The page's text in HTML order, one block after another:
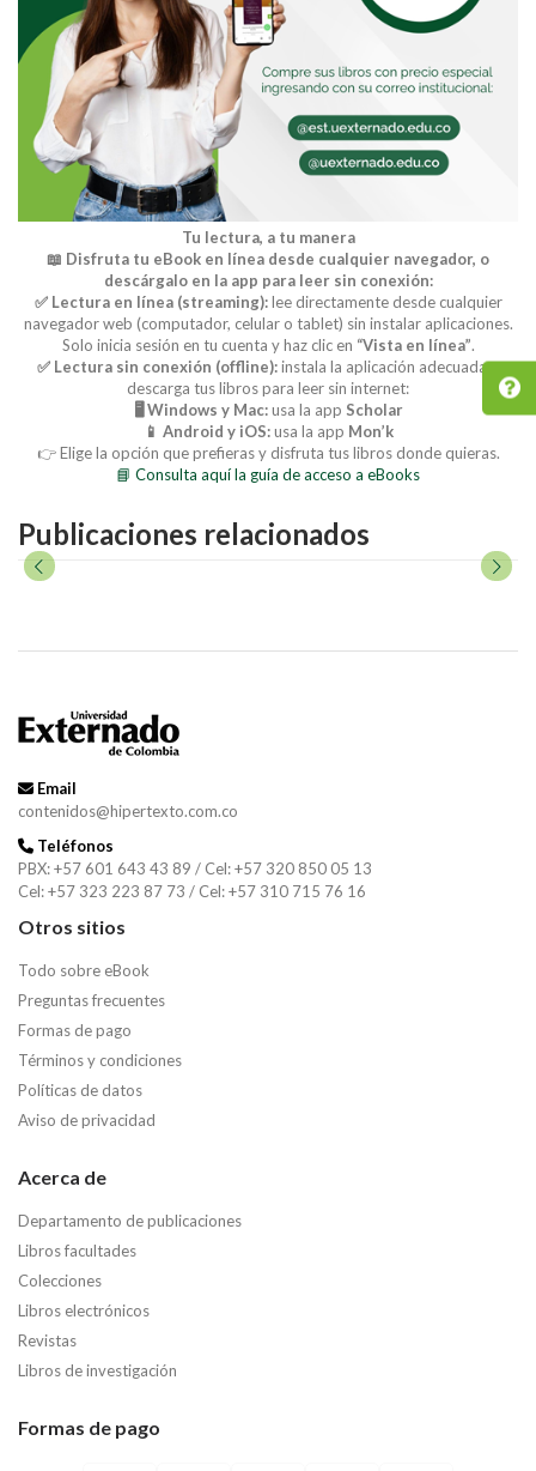
Tu lectura, a tu manera
📖 Disfruta tu eBook en línea desde cualquier navegador, o
descárgalo en la app para leer sin conexión:
✅ Lectura en línea (streaming):lee directamente desde cualquier
navegador web (computador, celular o tablet) sin instalar aplicaciones.
Solo inicia sesión en tu cuenta y haz clic en “Vista en línea”.
✅ Lectura sin conexión (offline):instala la aplicación adecuada y
descarga tus libros para leer sin internet:
🖥️ Windows y Mac:usa la app Scholar
📱 Android y iOS:usa la app Mon’k
👉 Elige la opción que prefieras y disfruta tus libros donde quieras.
📘 Consulta aquí la guía de acceso a eBooks
Publicaciones relacionados
Email
contenidos@hipertexto.com.co
Teléfonos
PBX: +57 601 643 43 89 / Cel: +57 320 850 05 13
Cel: +57 323 223 87 73 / Cel: +57 310 715 76 16
Otros sitios
Todo sobre eBook
Preguntas frecuentes
Formas de pago
Términos y condiciones
Políticas de datos
Aviso de privacidad
Acerca de
Departamento de publicaciones
Libros facultades
Colecciones
Libros electrónicos
Revistas
Libros de investigación
Formas de pago